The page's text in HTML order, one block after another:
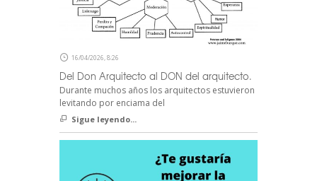
16/04/2026, 8:26
Del Don Arquitecto al DON del arquitecto.
Durante muchos años los arquitectos estuvieron
levitando por enciama del
Sigue leyendo...